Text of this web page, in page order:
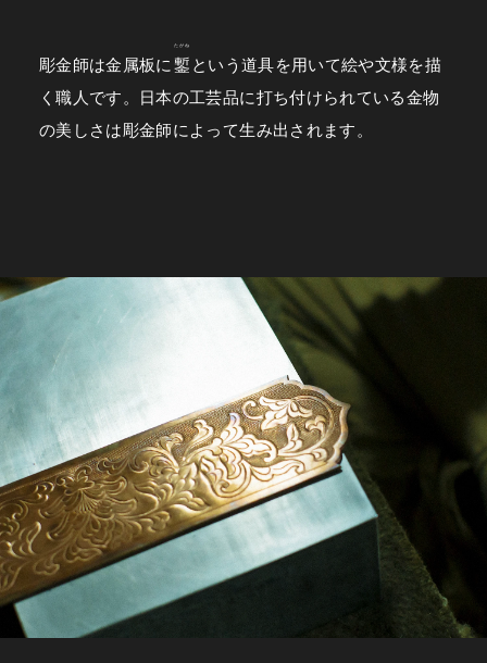
彫金師は金属板に鏨
たがね
という道具を用いて絵や文様を描
く職人です。
日本の工芸品に打ち付けられている金物
の美しさは彫金師によって生み出されます。